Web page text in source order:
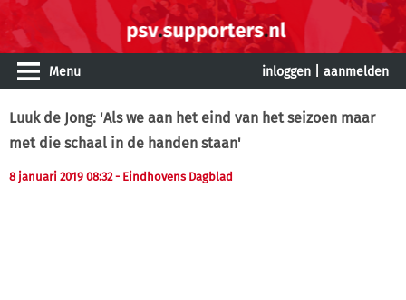
Menu inloggen aanmelden
Luuk de Jong: 'Als we aan het eind van het seizoen maar
met die schaal in de handen staan'
8 januari 2019 08:32- Eindhovens Dagblad